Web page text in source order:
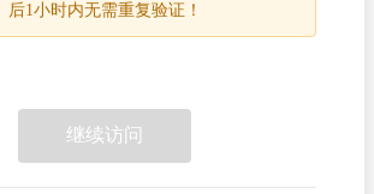
后1小时内无需重复验证！
继续访问